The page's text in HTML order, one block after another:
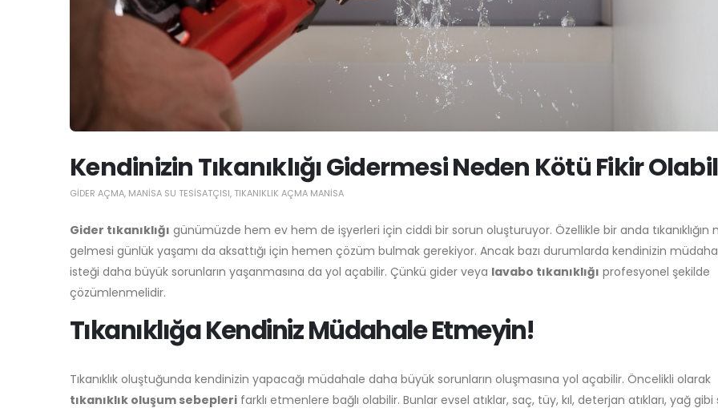
Kendinizin Tıkanıklığı Gidermesi Neden Kötü Fikir
GIDER AÇMA, MANISA SU TESISATÇISI, TIKANIKLIK AÇMA MANISA
Gider tıkanıklığı günümüzde hem ev hem de işyerleri için ciddi bir sorun oluşturuyor. Özellikle bir anda tıkanıklığın
gelmesi günlük yaşamı da aksattığı için hemen çözüm bulmak gerekiyor. Ancak bazı durumlarda kendinizin
isteği daha büyük sorunların yaşanmasına da yol açabilir. Çünkü gider veya lavabo tıkanıklığı profesyonel şekilde
çözümlenmelidir.
Tıkanıklığa Kendiniz Müdahale Etmeyin!
Tıkanıklık oluştuğunda kendinizin yapacağı müdahale daha büyük sorunların oluşmasına yol açabilir. Öncelikli olarak
tıkanıklık oluşum sebepleri farklı etmenlere bağlı olabilir. Bunlar evsel atıklar, saç, tüy, kıl, deterjan atıkları, yağ gibi